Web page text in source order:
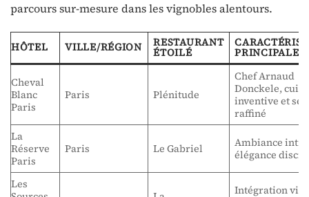
parcours sur-mesure dans les vignobles alentours.
HÔTEL VILLE/RÉGION RESTAURANT
ÉTOILÉ PRINCIPALE
Cheval
Blanc
Paris
Paris Plénitude
Chef Arnaud
Donckele,
inventive et
raffiné
La
Réserve
Paris
Paris Le Gabriel
Ambiance
élégance
Les
Intégration